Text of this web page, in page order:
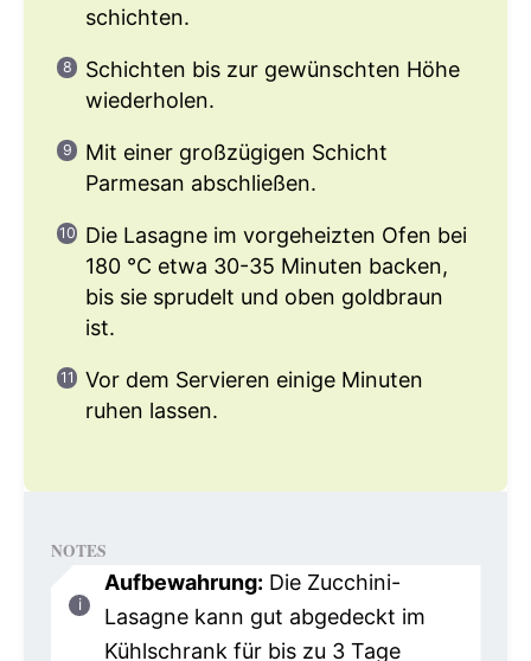
schichten.
Schichten bis zur gewünschten Höhe
wiederholen.
Mit einer großzügigen Schicht
Parmesan abschließen.
Die Lasagne im vorgeheizten Ofen bei
180 °C etwa 30-35 Minuten backen,
bis sie sprudelt und oben goldbraun
ist.
Vor dem Servieren einige Minuten
ruhen lassen.
NOTES
Aufbewahrung: Die Zucchini-
Lasagne kann gut abgedeckt im
Kühlschrank für bis zu 3 Tage